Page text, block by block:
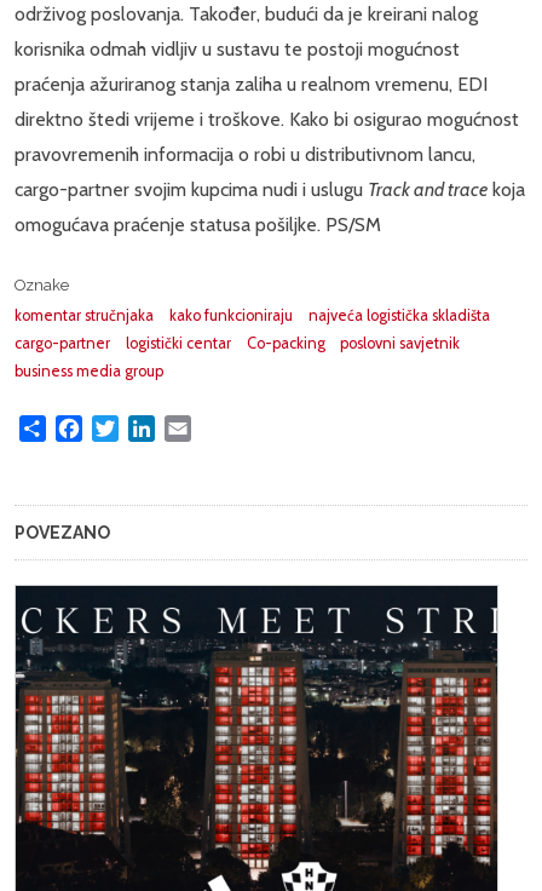
održivog poslovanja. Također, budući da je kreirani nalog
korisnika odmah vidljiv u sustavu te postoji mogućnost
praćenja ažuriranog stanja zaliha u realnom vremenu, EDI
direktno štedi vrijeme i troškove. Kako bi osigurao mogućnost
pravovremenih informacija o robi u distributivnom lancu,
cargo-partner svojim kupcima nudi i uslugu Track and trace koja
omogućava praćenje statusa pošiljke. PS/SM
Oznake
komentar stručnjaka
kako funkcioniraju
najveća logistička skladišta
cargo-partner
logistički centar Co-packing
poslovni savjetnik
business media group
Share FacebookTwitterLinkedIn
POVEZANO